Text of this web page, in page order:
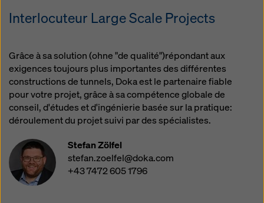
Interlocuteur Large Scale Projects
Grâce à sa solution (ohne "de qualité")répondant aux
exigences toujours plus importantes des différentes
constructions de tunnels, Doka est le partenaire fiable
pour votre projet, grâce à sa compétence globale de
conseil, d'études et d'ingénierie basée sur la pratique:
déroulement du projet suivi par des spécialistes.
Stefan Zölfel
stefan.zoelfel@doka.com
+43 7472 605 1796